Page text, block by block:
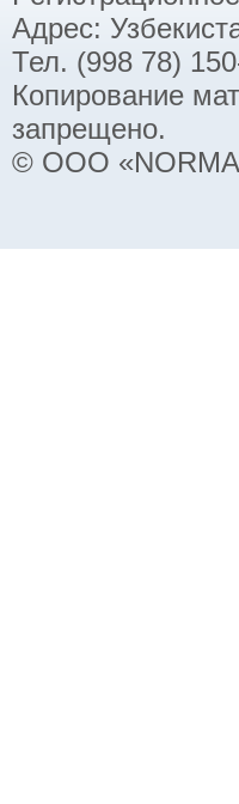
Адрес:
Тел. (998 78)
Копирование
запрещено.
© ООО